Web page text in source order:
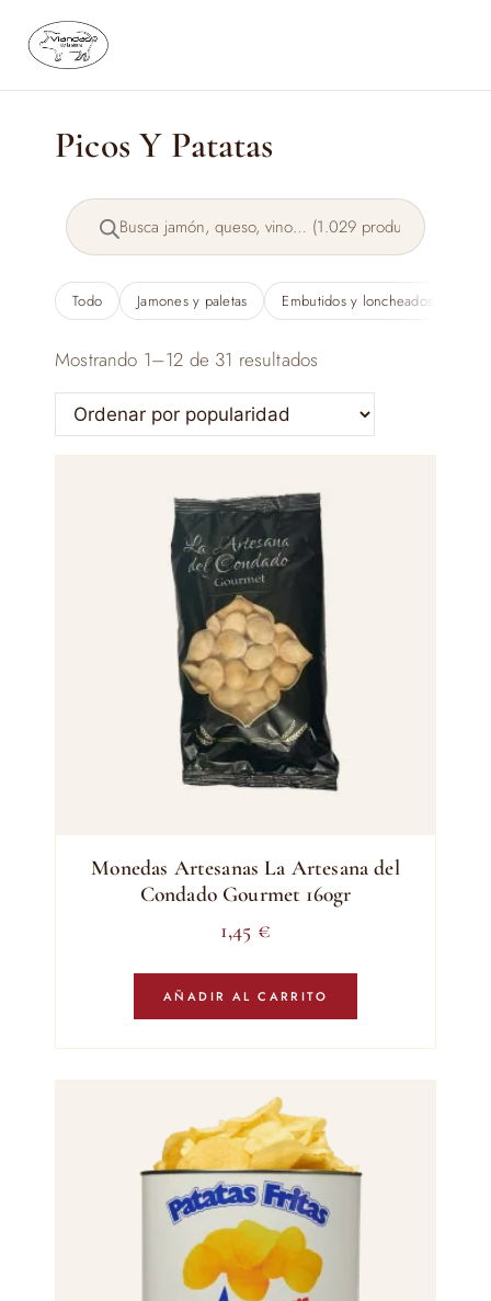
contenido
Picos Y Patatas
Búsqueda
de
productos
Todo Jamones y paletas Embutidos y loncheados
Mostrando 1–12 de 31 resultados
por
popularidad
Monedas Artesanas La Artesana del
Condado Gourmet 160gr
1,45 €
AÑADIR AL CARRITO